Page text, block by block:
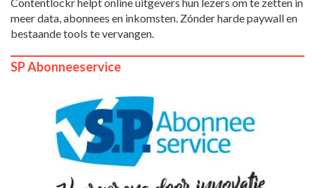
meer data, abonnees en inkomsten. Zónder harde paywall en
bestaande tools te vervangen.
SP Abonneeservice